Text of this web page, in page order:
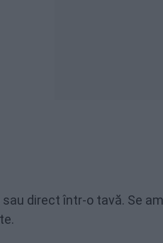
direct într-o tavă. Se